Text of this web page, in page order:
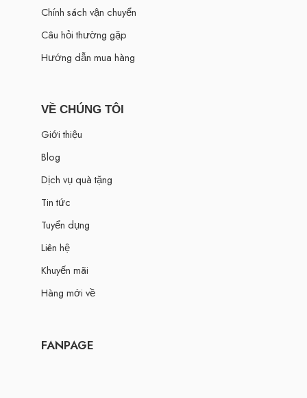
Chính sách vận chuyển
Câu hỏi thường gặp
Hướng dẫn mua hàng
VỀ CHÚNG TÔI
Giới thiệu
Blog
Dịch vụ quà tặng
Tin tức
Tuyển dụng
Liên hệ
Khuyến mãi
Hàng mới về
FANPAGE